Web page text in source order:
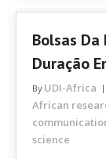
Bolsas Da
Duração
By UDI-Africa
African
science